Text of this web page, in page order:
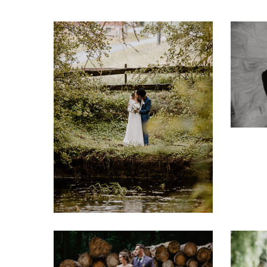
IMG_5874
Portraitfotograf